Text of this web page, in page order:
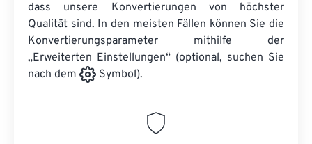
dass unsere Konvertierungen von höchster
Qualität sind. In den meisten Fällen können Sie die
Konvertierungsparameter mithilfe der
„Erweiterten Einstellungen“ (optional, suchen Sie
nach dem
Symbol).